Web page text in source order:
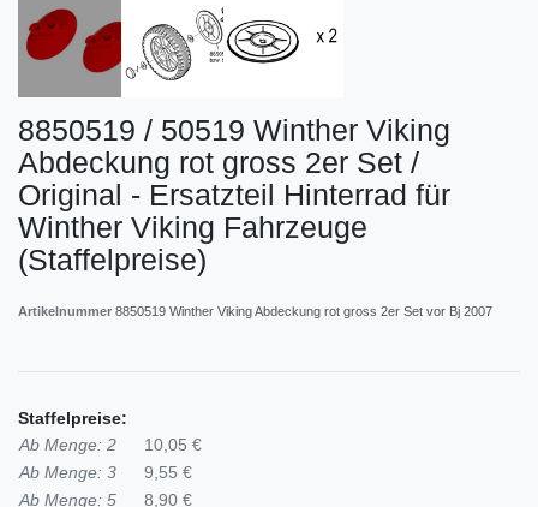
8850519 / 50519 Winther Viking
Abdeckung rot gross 2er Set /
Original - Ersatzteil Hinterrad für
Winther Viking Fahrzeuge
(Staffelpreise)
Artikelnummer 8850519 Winther Viking Abdeckung rot gross 2er Set vor Bj 2007
Staffelpreise:
Ab Menge: 2
10,05 €
Ab Menge: 3
9,55 €
Ab Menge: 5
8,90 €